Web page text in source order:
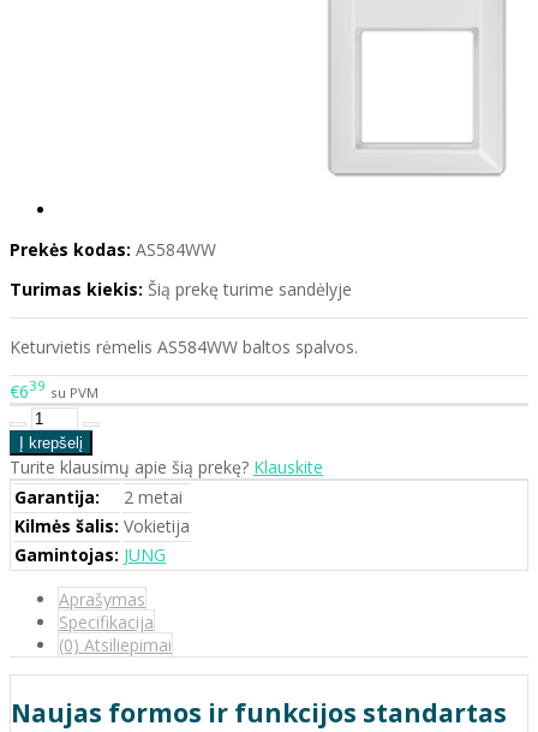
Prekės kodas: AS584WW
Turimas kiekis: Šią prekę turime sandėlyje
Keturvietis rėmelis AS584WW baltos spalvos.
€639 su PVM
Turite klausimų apie šią prekę? Klauskite
Garantija:
2 metai
Kilmės šalis: Vokietija
Gamintojas: JUNG
Aprašymas
Specifikacija
(0) Atsiliepimai
Naujas formos ir funkcijos standartas